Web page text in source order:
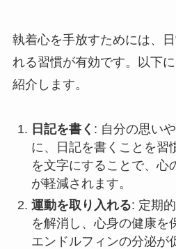
執着心を手放すためには、
れる習慣が有効です。以下
紹介します。
日記を書く : 自分の思い
に、日記を書くことを習
を文字にすることで、心
が軽減されます。
運動を取り入れる: 定期
を解消し、心身の健康を
エンドルフィンの分泌が